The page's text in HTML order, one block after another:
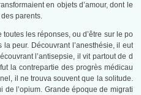
en objets d’amour, dont le
parents.
les réponses, ou d’être sur le po
peur. Découvrant l’anesthésie, il eut
l’antisepsie, il vit partout de d
la contrepartie des progrès médicau
il ne trouva souvent que la solitude.
de l’opium. Grande époque de migrati